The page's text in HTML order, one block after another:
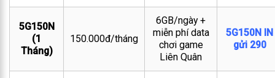
5G150N
(1
Tháng)
150.000đ/tháng
6GB/ngày +
miễn phí data
chơi game
Liên Quân
5G150N IN
gửi 290